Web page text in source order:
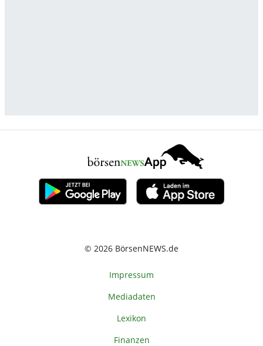
© 2026 BörsenNEWS.de
Impressum
Mediadaten
Lexikon
Finanzen